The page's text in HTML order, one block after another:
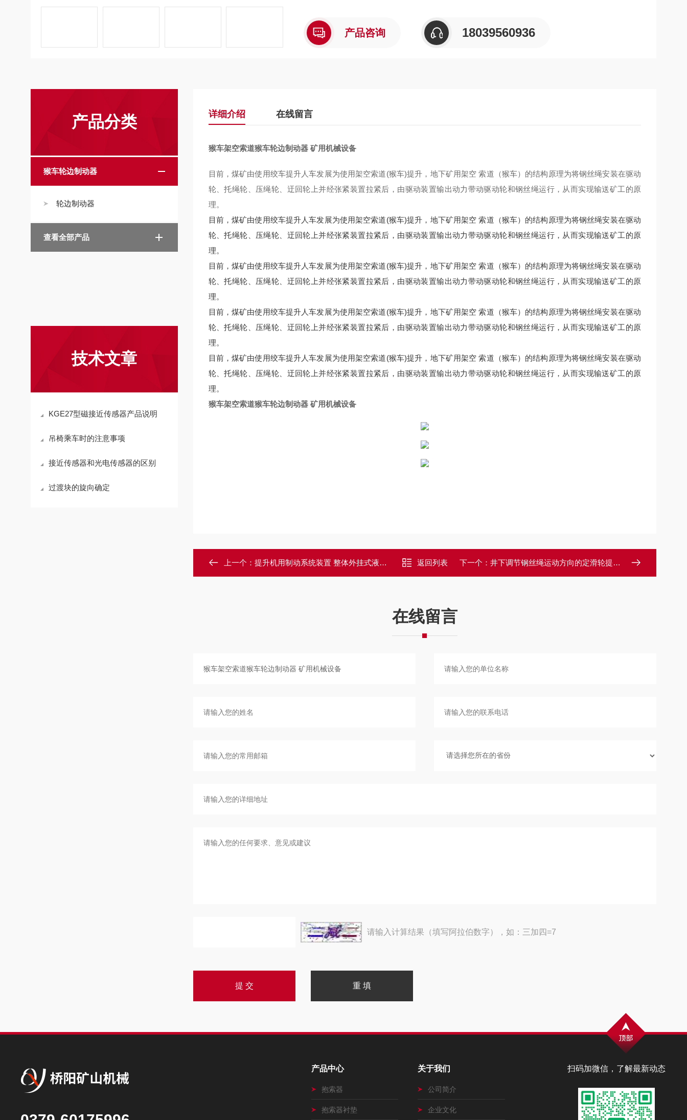
产品咨询 18039560936
产品分类
猴车轮边制动器
轮边制动器
查看全部产品
技术文章
KGE27型磁接近传感器产品说明
吊椅乘车时的注意事项
接近传感器和光电传感器的区别
过渡块的旋向确定
详细介绍 在线留言
猴车架空索道猴车轮边制动器 矿用机械设备
目前，煤矿由使用绞车提升人车发展为使用架空索道(猴车)提升，地下矿用架空 索道（猴车）的结构原理为将钢丝绳安装在驱动
轮、托绳轮、压绳轮、迂回轮上并经张紧装置拉紧后，由驱动装置输出动力带动驱动轮和钢丝绳运行，从而实现输送矿工的原
理。
目前，煤矿由使用绞车提升人车发展为使用架空索道(猴车)提升，地下矿用架空 索道（猴车）的结构原理为将钢丝绳安装在驱动
轮、托绳轮、压绳轮、迂回轮上并经张紧装置拉紧后，由驱动装置输出动力带动驱动轮和钢丝绳运行，从而实现输送矿工的原
理。
目前，煤矿由使用绞车提升人车发展为使用架空索道(猴车)提升，地下矿用架空 索道（猴车）的结构原理为将钢丝绳安装在驱动
轮、托绳轮、压绳轮、迂回轮上并经张紧装置拉紧后，由驱动装置输出动力带动驱动轮和钢丝绳运行，从而实现输送矿工的原
理。
目前，煤矿由使用绞车提升人车发展为使用架空索道(猴车)提升，地下矿用架空 索道（猴车）的结构原理为将钢丝绳安装在驱动
轮、托绳轮、压绳轮、迂回轮上并经张紧装置拉紧后，由驱动装置输出动力带动驱动轮和钢丝绳运行，从而实现输送矿工的原
理。
目前，煤矿由使用绞车提升人车发展为使用架空索道(猴车)提升，地下矿用架空 索道（猴车）的结构原理为将钢丝绳安装在驱动
轮、托绳轮、压绳轮、迂回轮上并经张紧装置拉紧后，由驱动装置输出动力带动驱动轮和钢丝绳运行，从而实现输送矿工的原
理。
猴车架空索道猴车轮边制动器 矿用机械设备
上一个： 提升机用制动系统装置 整体外挂式液压站 返回列表 下一个： 井下调节钢丝绳运动方向的定滑轮提升机天轮
在线留言
请输入计算结果（填写阿拉伯数字），如：三加四=7
扫码加微信，了解最新动态
产品中心
抱索器
抱索器衬垫
关于我们
公司简介
企业文化